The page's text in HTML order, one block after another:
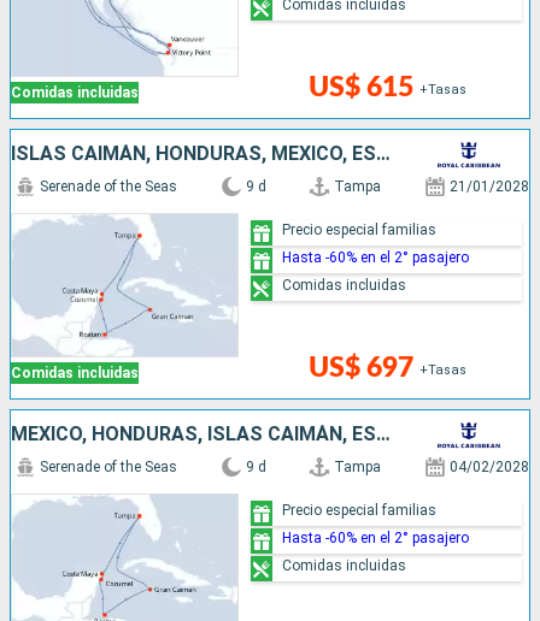
Comidas incluidas US$ 615 +Tasas
Comidas incluidas
ISLAS CAIMÁN, HONDURAS, MÉXICO, ESTADOS UNIDOS
Comidas incluidas
Serenade of the Seas 9 d Tampa 21/01/2028
US$ 697 +Tasas
Precio especial familias
Hasta -60% en el 2° pasajero
Comidas incluidas
MÉXICO, HONDURAS, ISLAS CAIMÁN, ESTADOS UNIDOS
Serenade of the Seas 9 d Tampa 04/02/2028
Precio especial familias
Hasta -60% en el 2° pasajero
Comidas incluidas